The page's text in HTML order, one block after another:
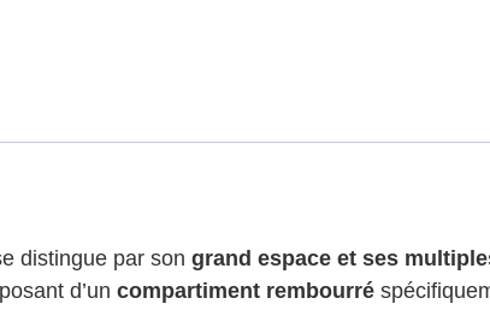
distingue par son grand espace et ses
d’un compartiment rembourré